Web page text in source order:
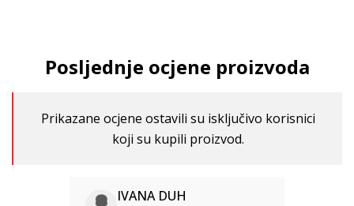
Posljednje ocjene proizvoda
Prikazane ocjene ostavili su isključivo korisnici
koji su kupili proizvod.
IVANA DUH